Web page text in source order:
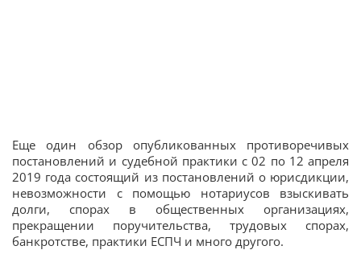
Еще один обзор опубликованных противоречивых
постановлений и судебной практики с 02 по 12 апреля
2019 года состоящий из постановлений о юрисдикции,
невозможности с помощью нотариусов взыскивать
долги, спорах в общественных организациях,
прекращении поручительства, трудовых спорах,
банкротстве, практики ЕСПЧ и много другого.